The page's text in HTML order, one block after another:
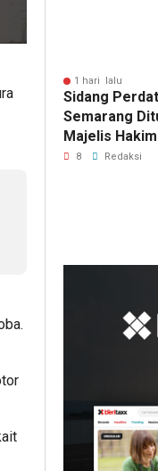
1 hari lalu
Sidang
Semarang
Majelis Hakim
Pemanggilan
8 Redaksi
Ditemukan